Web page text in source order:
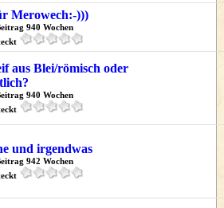
Merowech:-)))
940 Wochen
aus Blei/römisch oder
940 Wochen
und irgendwas
942 Wochen